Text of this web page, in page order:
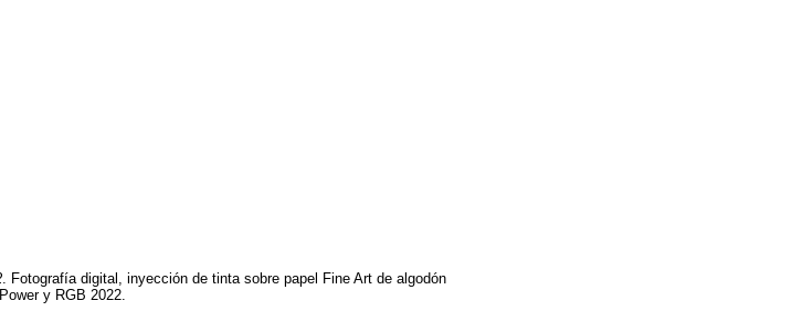
. Fotografía digital, inyección de tinta sobre papel Fine Art de algodón
y RGB 2022.